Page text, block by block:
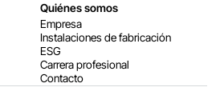
Quiénes somos
Empresa
Instalaciones de fabricación
ESG
Carrera profesional
Contacto